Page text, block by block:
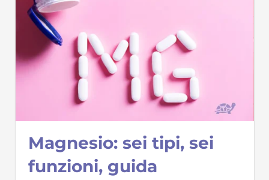
Magnesio: sei tipi, sei
funzioni, guida